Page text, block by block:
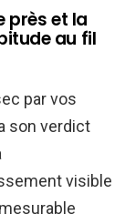
près et la
au fil
par vos
son verdict
visible